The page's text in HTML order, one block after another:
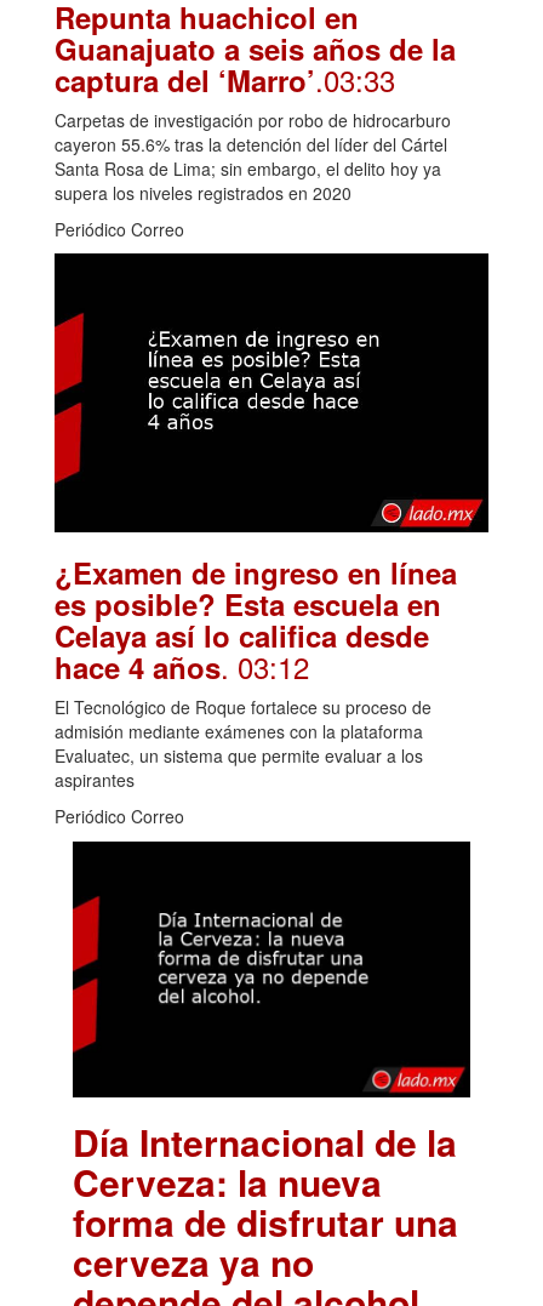
Repunta huachicol en
Guanajuato a seis años de la
captura del ‘Marro’.03:33
Carpetas de investigación por robo de hidrocarburo
cayeron 55.6% tras la detención del líder del Cártel
Santa Rosa de Lima; sin embargo, el delito hoy ya
supera los niveles registrados en 2020
Periódico Correo
¿Examen de ingreso en línea
es posible? Esta escuela en
Celaya así lo califica desde
hace 4 años. 03:12
El Tecnológico de Roque fortalece su proceso de
admisión mediante exámenes con la plataforma
Evaluatec, un sistema que permite evaluar a los
aspirantes
Periódico Correo
Día Internacional de la
Cerveza: la nueva
forma de disfrutar una
cerveza ya no